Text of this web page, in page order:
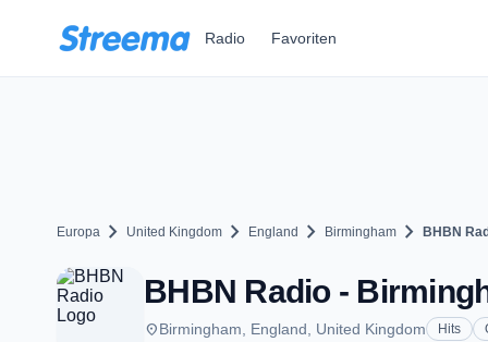
Radio Favoriten
Europa chevron_right United Kingdom chevron_right England chevron_right Birmingham chevron_right BHBN
BHBN Radio -
placeBirmingham, England, United Kingdom Hits